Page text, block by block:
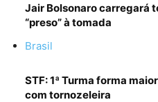
Jair Bolsonaro carregará
“preso” à tomada
Brasil
STF: 1ª Turma forma
com tornozeleira